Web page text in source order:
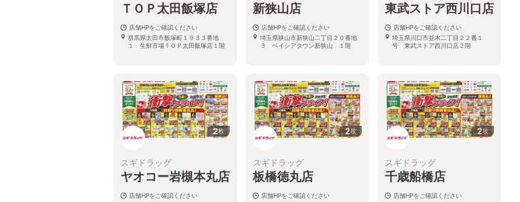
ＴＯＰ太田飯塚店
店舗HPをご確認ください
群馬県太田市飯塚町１９３３番地
１ 生鮮市場ＴＯＰ太田飯塚店１階
新狭山店
店舗HPをご確認ください
埼玉県狭山市新狭山二丁目２０番地
３ ベイシアタウン新狭山 １階
東武ストア西川口店
店舗HPをご確認ください
埼玉県川口市並木二丁目２２番１
号 東武ストア西川口店２階
2枚
スギドラッグ
ヤオコー岩槻本丸店
店舗HPをご確認ください
2枚
スギドラッグ
板橋徳丸店
店舗HPをご確認ください
2枚
スギドラッグ
千歳船橋店
店舗HPをご確認ください